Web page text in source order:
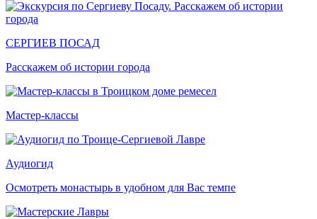
СЕРГИЕВ ПОСАД
Расскажем об истории города
Мастер-классы
Аудиогид
Осмотреть монастырь в удобном для Вас темпе